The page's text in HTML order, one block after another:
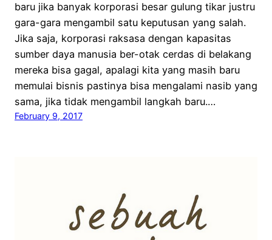
baru jika banyak korporasi besar gulung tikar justru
gara-gara mengambil satu keputusan yang salah.
Jika saja, korporasi raksasa dengan kapasitas
sumber daya manusia ber-otak cerdas di belakang
mereka bisa gagal, apalagi kita yang masih baru
memulai bisnis pastinya bisa mengalami nasib yang
sama, jika tidak mengambil langkah baru.…
February 9, 2017